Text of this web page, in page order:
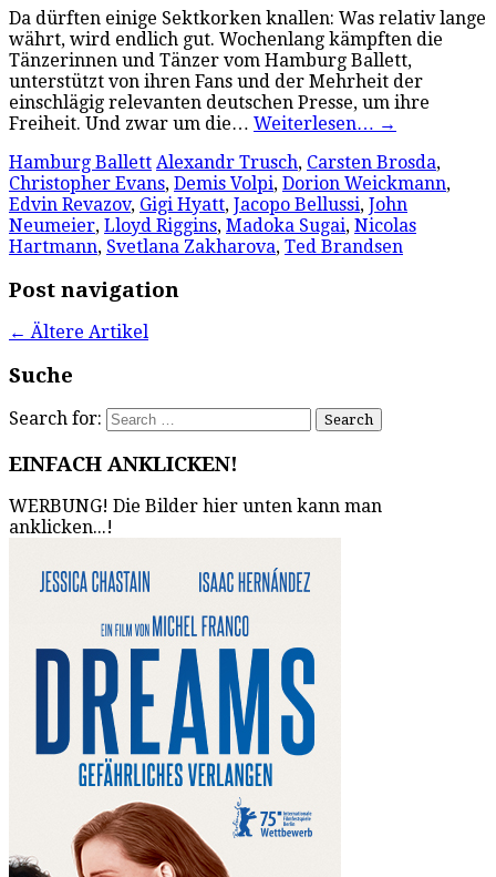
Da dürften einige Sektkorken knallen: Was relativ lange
währt, wird endlich gut. Wochenlang kämpften die
Tänzerinnen und Tänzer vom Hamburg Ballett,
unterstützt von ihren Fans und der Mehrheit der
einschlägig relevanten deutschen Presse, um ihre
Freiheit. Und zwar um die… Weiterlesen… →
Hamburg Ballett Alexandr Trusch, Carsten Brosda,
Christopher Evans, Demis Volpi, Dorion Weickmann,
Edvin Revazov, Gigi Hyatt, Jacopo Bellussi, John
Neumeier, Lloyd Riggins, Madoka Sugai, Nicolas
Hartmann, Svetlana Zakharova, Ted Brandsen
Post navigation
← Ältere Artikel
Suche
Search for:
EINFACH ANKLICKEN!
WERBUNG! Die Bilder hier unten kann man
anklicken...!